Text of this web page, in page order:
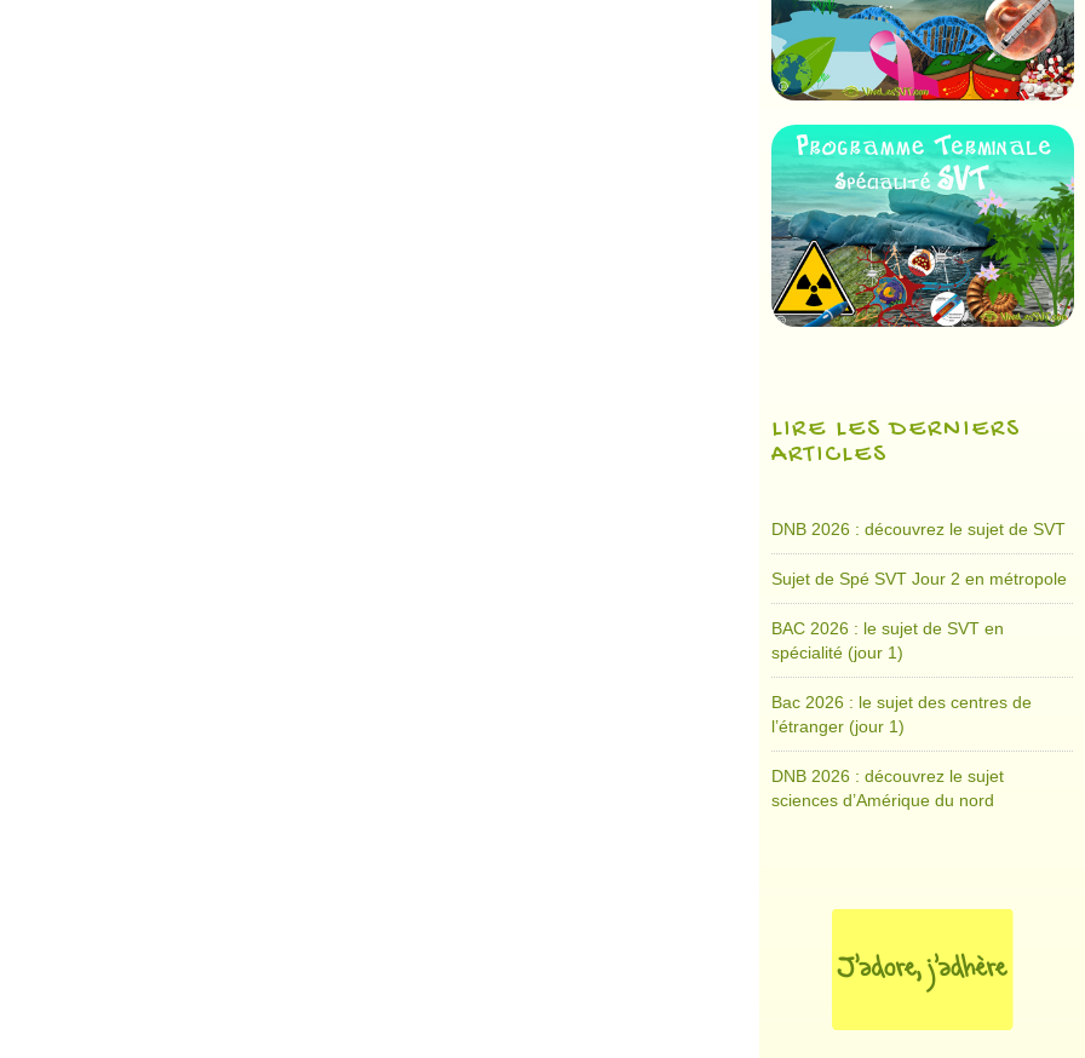
LIRE LES DERNIERS
ARTICLES
DNB 2026 : découvrez le sujet de SVT
Sujet de Spé SVT Jour 2 en métropole
BAC 2026 : le sujet de SVT en
spécialité (jour 1)
Bac 2026 : le sujet des centres de
l’étranger (jour 1)
DNB 2026 : découvrez le sujet
sciences d’Amérique du nord